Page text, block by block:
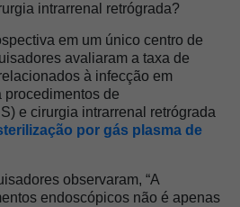
intrarrenal retrógrada?
em um único centro de
avaliaram a taxa de
à infecção em
procedimentos de
e cirurgia intrarrenal retrógrada
por gás plasma de
observaram, “A
endoscópicos não é apenas